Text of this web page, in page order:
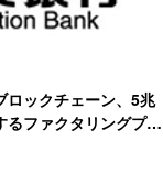
ロックチェーン、5兆
ファクタリングプラ